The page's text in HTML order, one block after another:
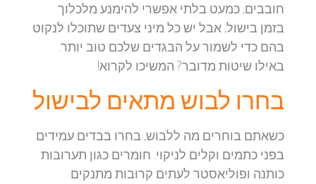
חובבים, כמעט בלתי אפשרי להימנע מלכלוך
בזמן בישול, אבל יש כל מיני צעדים שתוכלו לנקוט
בהם כדי לשמור על הבגדים שלכם טוב יותר.
באילו שיטות מדובר? המשיכו לקרוא!
בחרו לבוש מתאים לבישול
כשאתם בוחרים מה ללבוש, בחרו בבדים עמידים
בפני כתמים וקלים לניקוי. חומרים כגון תערובות
כותנה ופוליאסטר לעתים קרובות מתנקים